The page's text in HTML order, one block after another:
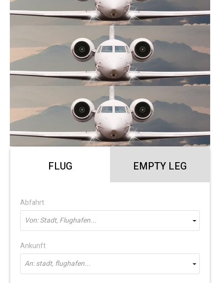
FLUG EMPTY LEG
Abfahrt
Von: Stadt, Flughafen...
Ankunft
An: stadt, flughafen...